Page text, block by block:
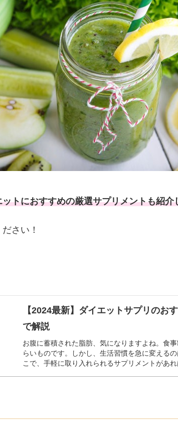
トにおすすめの厳選サプリメントも紹介
さい！
【2024最新】ダイエットサプリのお
で解説
お腹に蓄積された脂肪、気になりますよね。食
らいものです。しかし、生活習慣を急に変える
こで、手軽に取り入れられるサプリメントがあ